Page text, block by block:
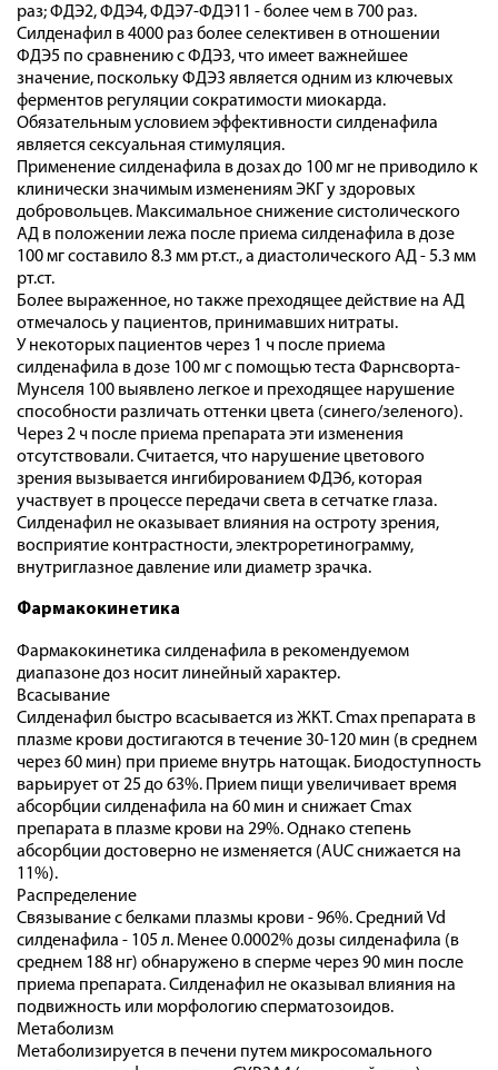
раз; ФДЭ2, ФДЭ4, ФДЭ7-ФДЭ11 - более чем в 700 раз.
Силденафил в 4000 раз более селективен в отношении
ФДЭ5 по сравнению с ФДЭ3, что имеет важнейшее
значение, поскольку ФДЭ3 является одним из ключевых
ферментов регуляции сократимости миокарда.
Обязательным условием эффективности силденафила
является сексуальная стимуляция.
Применение силденафила в дозах до 100 мг не приводило к
клинически значимым изменениям ЭКГ у здоровых
добровольцев. Максимальное снижение систолического
АД в положении лежа после приема силденафила в дозе
100 мг составило 8.3 мм рт.ст., а диастолического АД - 5.3 мм
рт.ст.
Более выраженное, но также преходящее действие на АД
отмечалось у пациентов, принимавших нитраты.
У некоторых пациентов через 1 ч после приема
силденафила в дозе 100 мг с помощью теста Фарнсворта-
Мунселя 100 выявлено легкое и преходящее нарушение
способности различать оттенки цвета (синего/зеленого).
Через 2 ч после приема препарата эти изменения
отсутствовали. Считается, что нарушение цветового
зрения вызывается ингибированием ФДЭ6, которая
участвует в процессе передачи света в сетчатке глаза.
Силденафил не оказывает влияния на остроту зрения,
восприятие контрастности, электроретинограмму,
внутриглазное давление или диаметр зрачка.
Фармакокинетика
Фармакокинетика силденафила в рекомендуемом
диапазоне доз носит линейный характер.
Всасывание
Силденафил быстро всасывается из ЖКТ. Cmax препарата в
плазме крови достигаются в течение 30-120 мин (в среднем
через 60 мин) при приеме внутрь натощак. Биодоступность
варьирует от 25 до 63%. Прием пищи увеличивает время
абсорбции силденафила на 60 мин и снижает Cmax
препарата в плазме крови на 29%. Однако степень
абсорбции достоверно не изменяется (AUC снижается на
11%).
Распределение
Связывание с белками плазмы крови - 96%. Средний Vd
силденафила - 105 л. Менее 0.0002% дозы силденафила (в
среднем 188 нг) обнаружено в сперме через 90 мин после
приема препарата. Силденафил не оказывал влияния на
подвижность или морфологию сперматозоидов.
Метаболизм
Метаболизируется в печени путем микросомального